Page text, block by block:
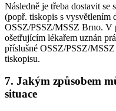
Následně je třeba dostavit
(popř. tiskopis s vysvětlením
OSSZ/PSSZ/MSSZ Brno. V
ošetřujícím lékařem uznán
příslušné OSSZ/PSSZ/
tiskopisu.
7. Jakým způsobem
situace